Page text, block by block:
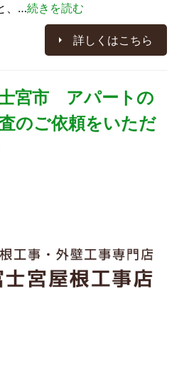
、…続きを読む
詳しくはこちら
宮市 アパートの
のご依頼をいただ